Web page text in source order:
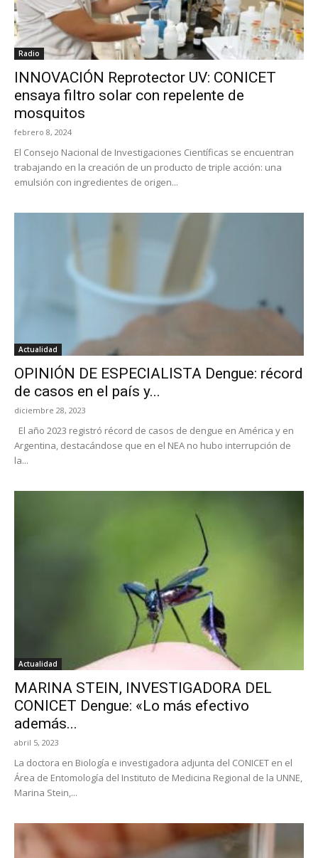
Radio
INNOVACIÓN Reprotector UV: CONICET
ensaya filtro solar con repelente de
mosquitos
febrero 8, 2024
El Consejo Nacional de Investigaciones Científicas se encuentran
trabajando en la creación de un producto de triple acción: una
emulsión con ingredientes de origen...
Actualidad
OPINIÓN DE ESPECIALISTA Dengue: récord
de casos en el país y...
diciembre 28, 2023
El año 2023 registró récord de casos de dengue en América y en
Argentina, destacándose que en el NEA no hubo interrupción de
la...
Actualidad
MARINA STEIN, INVESTIGADORA DEL
CONICET Dengue: «Lo más efectivo
además...
abril 5, 2023
La doctora en Biología e investigadora adjunta del CONICET en el
Área de Entomología del Instituto de Medicina Regional de la UNNE,
Marina Stein,...